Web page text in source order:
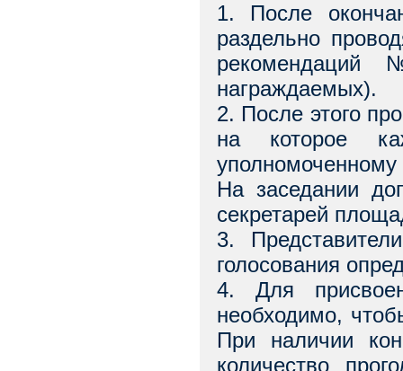
1. После
раздельно
награждаемых).
2. После этого
на которое
На заседании
секретарей
3.
голосования
4. Для
необходимо,
При наличии
количество